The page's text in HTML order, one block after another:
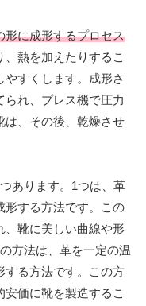
形に成形するプロセス
熱を加えたりするこ
すくします。成形さ
れ、プレス機で圧力
は、その後、乾燥させ
あります。1つは、革
形する方法です。この
、靴に美しい曲線や形
方法は、革を一定の温
する方法です。この方
価に靴を製造するこ